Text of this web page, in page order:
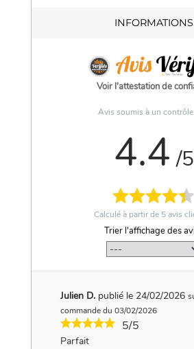
INFORMATIONS
Voir l'attestation de
Avis soumis à un contrôle
4.4 /5
Calculé à partir de 5avis
Trier l'affichage des
Julien D. publié le 24/02/2026
commande du 03/02/2026
5/5
Parfait